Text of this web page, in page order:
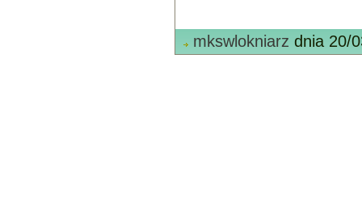
mkswlokniarz dnia 20/